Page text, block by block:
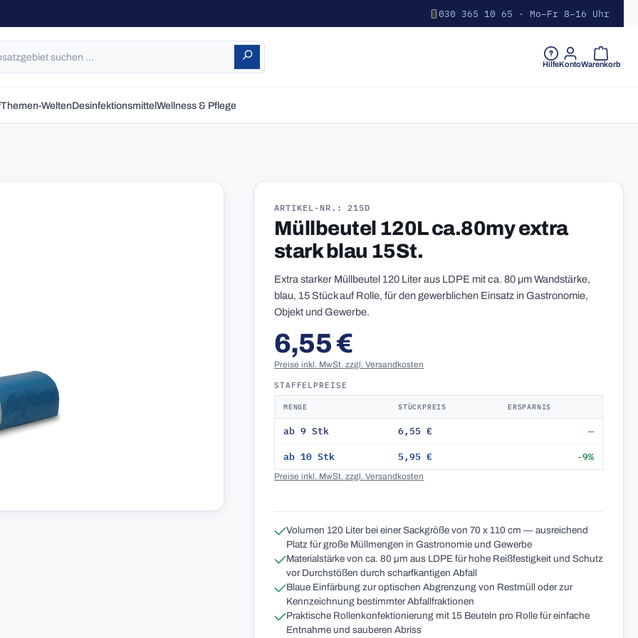
030 365 10 65 · Mo–Fr 8–16 Uhr
HilfeKontoWarenkorb
Themen-WeltenDesinfektionsmittelWellness & Pflege
ARTIKEL-NR.: 215D
Müllbeutel 120L ca.80my extra
stark blau 15St.
Extra starker Müllbeutel 120 Liter aus LDPE mit ca. 80 µm Wandstärke,
blau, 15 Stück auf Rolle, für den gewerblichen Einsatz in Gastronomie,
Objekt und Gewerbe.
6,55 €
Preise inkl. MwSt. zzgl. Versandkosten
STAFFELPREISE
MENGE STÜCKPREIS ERSPARNIS
ab 9 Stk 6,55 € —
ab 10 Stk 5,95 € -9%
Preise inkl. MwSt. zzgl. Versandkosten
Volumen 120 Liter bei einer Sackgröße von 70 x 110 cm — ausreichend
Platz für große Müllmengen in Gastronomie und Gewerbe
Materialstärke von ca. 80 µm aus LDPE für hohe Reißfestigkeit und Schutz
vor Durchstößen durch scharfkantigen Abfall
Blaue Einfärbung zur optischen Abgrenzung von Restmüll oder zur
Kennzeichnung bestimmter Abfallfraktionen
Praktische Rollenkonfektionierung mit 15 Beuteln pro Rolle für einfache
Entnahme und sauberen Abriss